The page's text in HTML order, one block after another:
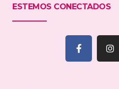
ESTEMOS CONECTADOS